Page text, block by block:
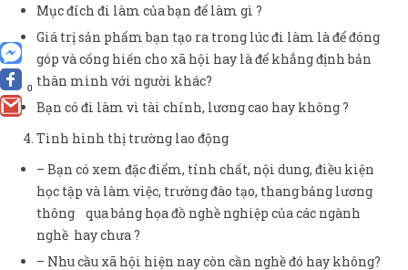
0
Mục đích đi làm của bạn để làm gì ?
Giá trị sản phẩm bạn tạo ra trong lúc đi làm là để đóng
góp và cống hiến cho xã hội hay là để khẳng định bản
thân mình với người khác?
Bạn có đi làm vì tài chính, lương cao hay không ?
Tình hình thị trường lao động
– Bạn có xem đặc điểm, tính chất, nội dung, điều kiện
học tập và làm việc, trường đào tạo, thang bảng lương
thông qua bảng họa đồ nghề nghiệp của các ngành
nghề hay chưa ?
– Nhu cầu xã hội hiện nay còn cần nghề đó hay không?